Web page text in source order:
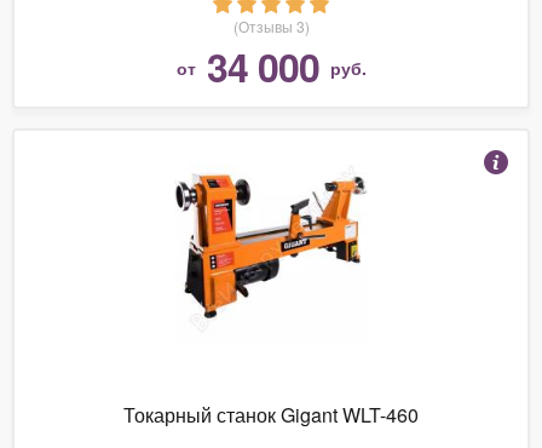
(Отзывы 3)
от 34 000 руб.
Токарный станок Gigant WLT-460